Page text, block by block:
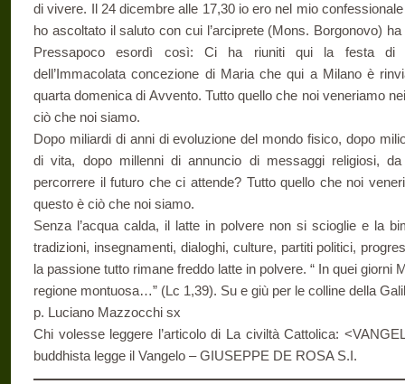
di vivere. Il 24 dicembre alle 17,30 io ero nel mio
ho ascoltato il saluto con cui l’arciprete (Mons. Borgonovo)
Pressapoco esordì così: Ci ha riuniti qui la festa di
dell’Immacolata concezione di Maria che qui a Milano è
quarta domenica di Avvento. Tutto quello che noi veneriamo
ciò che noi siamo.
Dopo miliardi di anni di evoluzione del mondo fisico, dopo
di vita, dopo millenni di annuncio di messaggi religiosi,
percorrere il futuro che ci attende? Tutto quello che noi
questo è ciò che noi siamo.
Senza l’acqua calda, il latte in polvere non si scioglie e la
tradizioni, insegnamenti, dialoghi, culture, partiti politici,
la passione tutto rimane freddo latte in polvere. “ In quei giorni
regione montuosa…” (Lc 1,39). Su e giù per le colline della
p. Luciano Mazzocchi sx
Chi volesse leggere l’articolo di La civiltà Cattolica:
buddhista legge il Vangelo – GIUSEPPE DE ROSA S.I.